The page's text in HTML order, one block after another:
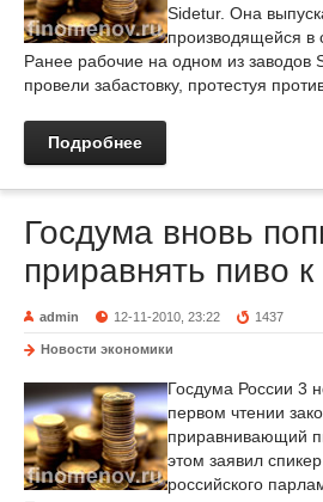
Sidetur. Она
производящейся в
Ранее рабочие на одном из заводов
провели забастовку, протестуя
Подробнее
Госдума вновь
приравнять пиво
admin 12-11-2010, 23:22 1437
Новости экономики
Госдума России 3
первом чтении
приравнивающий
этом заявил
российского